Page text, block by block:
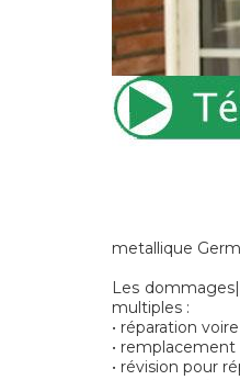
metallique
Les
multiples :
• réparation
•
• révision pour